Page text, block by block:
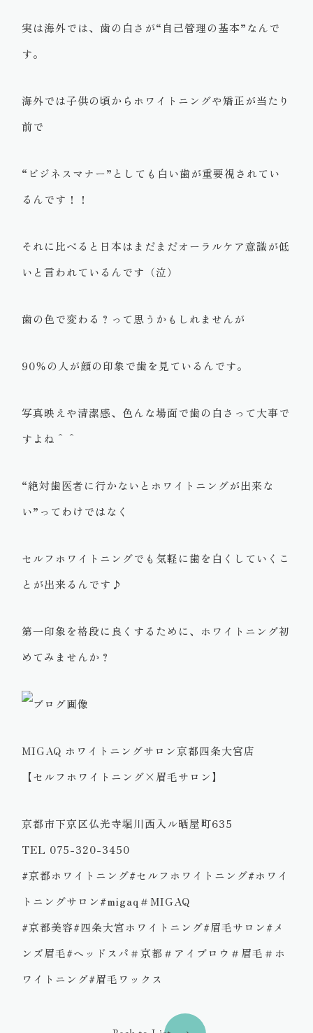
実は海外では、歯の白さが“自己管理の基本”なんで
す。
海外では子供の頃からホワイトニングや矯正が当たり
前で
“ビジネスマナー”としても白い歯が重要視されてい
るんです！！
それに比べると日本はまだまだオーラルケア意識が低
いと言われているんです（泣）
歯の色で変わる？って思うかもしれませんが
90％の人が顔の印象で歯を見ているんです。
写真映えや清潔感、色んな場面で歯の白さって大事で
すよね＾＾
“絶対歯医者に行かないとホワイトニングが出来な
い”ってわけではなく
セルフホワイトニングでも気軽に歯を白くしていくこ
とが出来るんです♪
第一印象を格段に良くするために、ホワイトニング初
めてみませんか？
MIGAQ ホワイトニングサロン京都四条大宮店
【セルフホワイトニング×眉毛サロン】
京都市下京区仏光寺堀川西入ル晒屋町635
TEL 075-320-3450
#京都ホワイトニング#セルフホワイトニング#ホワイ
トニングサロン#migaq＃MIGAQ
#京都美容#四条大宮ホワイトニング#眉毛サロン#メ
ンズ眉毛#ヘッドスパ＃京都＃アイブロウ＃眉毛＃ホ
ワイトニング#眉毛ワックス